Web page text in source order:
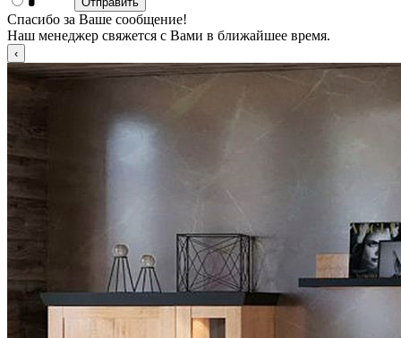
Спасибо за Ваше сообщение!
Наш менеджер свяжется с Вами в ближайшее время.